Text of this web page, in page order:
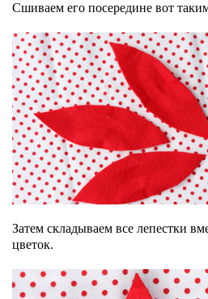
Сшиваем его посередине вот
Затем складываем все лепестки
цветок.